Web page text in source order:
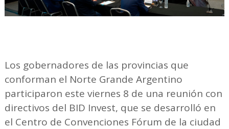
Los gobernadores de las provincias que
conforman el Norte Grande Argentino
participaron este viernes 8 de una reunión con
directivos del BID Invest, que se desarrolló en
el Centro de Convenciones Fórum de la ciudad